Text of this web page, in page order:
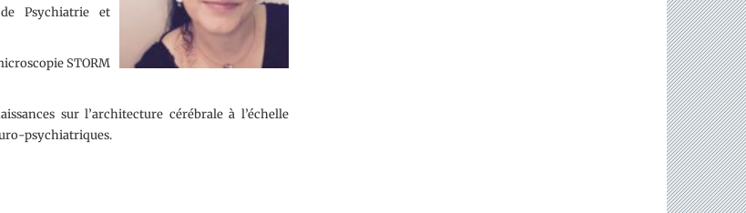
Psychiatrie et
STORM
sur l’architecture cérébrale à l’échelle
psychiatriques.